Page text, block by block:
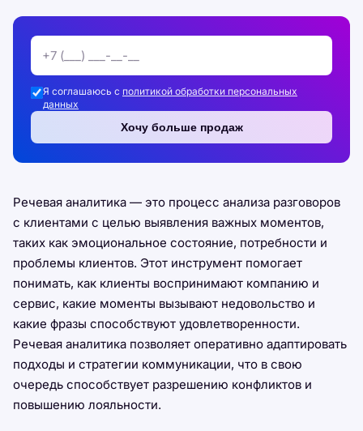
Я соглашаюсь с политикой обработки персональных
данных
Хочу больше продаж
Речевая аналитика — это процесс анализа разговоров
с клиентами с целью выявления важных моментов,
таких как эмоциональное состояние, потребности и
проблемы клиентов. Этот инструмент помогает
понимать, как клиенты воспринимают компанию и
сервис, какие моменты вызывают недовольство и
какие фразы способствуют удовлетворенности.
Речевая аналитика позволяет оперативно адаптировать
подходы и стратегии коммуникации, что в свою
очередь способствует разрешению конфликтов и
повышению лояльности.